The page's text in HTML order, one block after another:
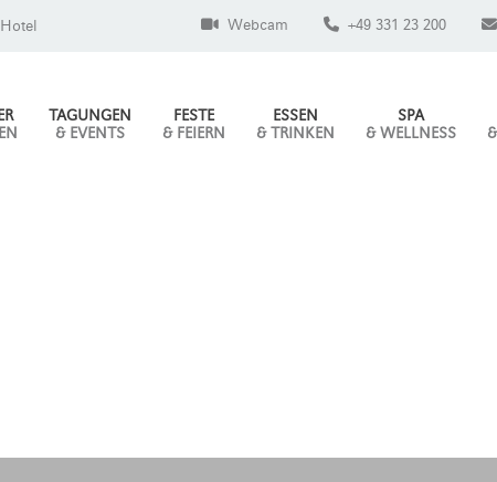
Webcam +49 331 23 200
TAGUNGEN
& EVENTS
FESTE
& FEIERN
ESSEN
& TRINKEN
SPA
& WELLNESS